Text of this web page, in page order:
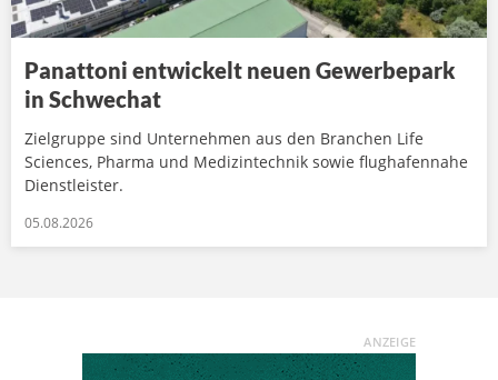
Panattoni entwickelt neuen Gewerbepark
in Schwechat
Zielgruppe sind Unternehmen aus den Branchen Life
Sciences, Pharma und Medizintechnik sowie flughafennahe
Dienstleister.
05.08.2026
ANZEIGE